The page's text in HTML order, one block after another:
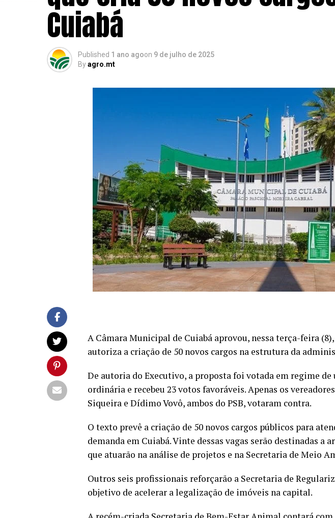
Cuiabá
Published 1 ano agoon 9 de julho de 2025
Byagro.mt
A Câmara Municipal de Cuiabá aprovou, nessa terça-feira
autoriza a criação de 50 novos cargos na estrutura da
De autoria do Executivo, a proposta foi votada em regime de
ordinária e recebeu 23 votos favoráveis. Apenas os
Siqueira e Dídimo Vovô, ambos do PSB, votaram contra.
O texto prevê a criação de 50 novos cargos públicos para
demanda em Cuiabá. Vinte dessas vagas serão destinadas a
que atuarão na análise de projetos e na Secretaria de Meio
Outros seis profissionais reforçarão a Secretaria de
objetivo de acelerar a legalização de imóveis na capital.